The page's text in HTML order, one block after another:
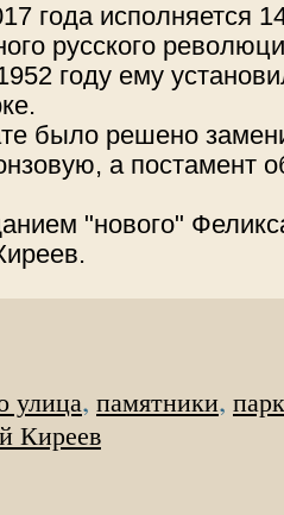
года исполняется
русского
году ему
было решено
а постамент
"нового"
улица, памятники,
Киреев